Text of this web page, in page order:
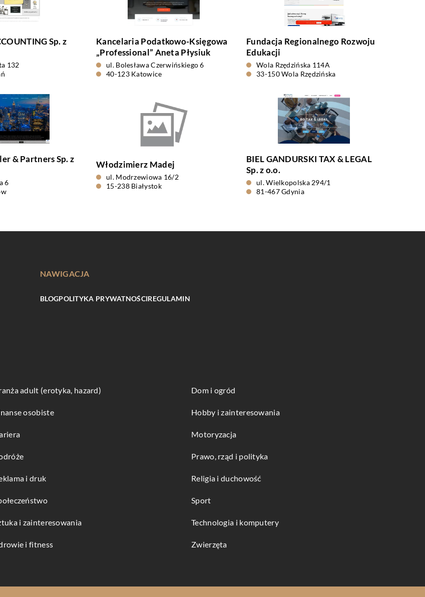
Sp. z
132
Kancelaria Podatkowo-Księgowa
„Professional” Aneta Płysiuk
ul. Bolesława Czerwińskiego 6
40-123 Katowice
Fundacja Regionalnego Rozwoju
Edukacji
Wola Rzędzińska 114A
33-150 Wola Rzędzińska
& Partners Sp. z
6
Włodzimierz Madej
ul. Modrzewiowa 16/2
15-238 Białystok
BIEL GANDURSKI TAX & LEGAL
Sp. z o.o.
ul. Wielkopolska 294/1
81-467 Gdynia
NAWIGACJA
BLOGPOLITYKA PRYWATNOŚCIREGULAMIN
adult (erotyka, hazard) Dom i ogród
osobiste Hobby i zainteresowania
Motoryzacja
Prawo, rząd i polityka
i druk Religia i duchowość
Sport
i zainteresowania Technologia i komputery
i fitness Zwierzęta